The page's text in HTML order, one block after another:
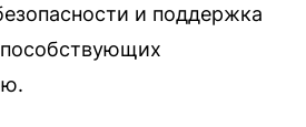
и поддержка